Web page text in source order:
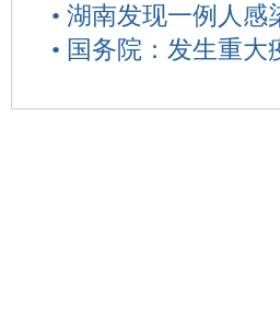
• 湖南发现一例人感
• 国务院：发生重大